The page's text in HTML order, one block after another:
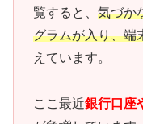
覧すると、 気づか
グラムが入り、端
えています。
ここ最近銀行口座